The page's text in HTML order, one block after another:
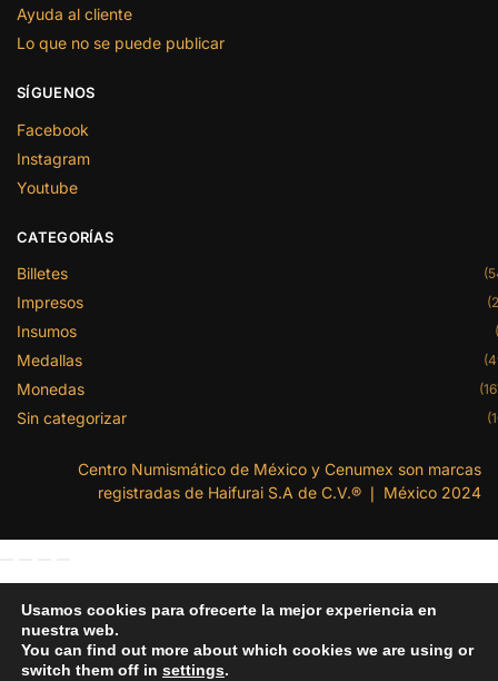
Ayuda al cliente
Lo que no se puede publicar
SÍGUENOS
Facebook
Instagram
Youtube
CATEGORÍAS
Billetes
Impresos
Insumos
Medallas
Monedas
Sin categorizar
Centro Numismático de México y Cenumex son marcas
registradas de Haifurai S.A de C.V.® ❘ México 2024
Usamos cookies para ofrecerte la mejor experiencia en
nuestra web.
You can find out more about which cookies we are using or
switch them off in settings.